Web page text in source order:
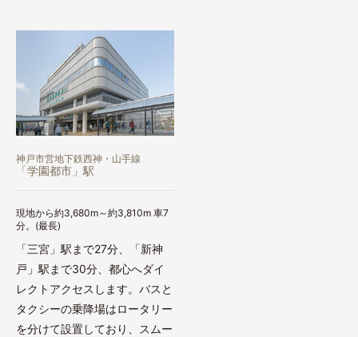
神戸市営地下鉄西神・山手線
「学園都市」駅
現地から約3,680m～約3,810m 車7
分。(最長)
「三宮」駅まで27分、「新神
戸」駅まで30分、都心へダイ
レクトアクセスします。バスと
タクシーの乗降場はロータリー
を分けて設置しており、スムー